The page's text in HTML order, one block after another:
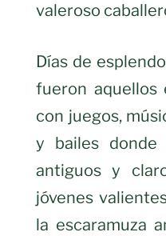
valeroso
Días de
fueron aquellos
con juegos,
y bailes donde
antiguos y
jóvenes
la escaramuza